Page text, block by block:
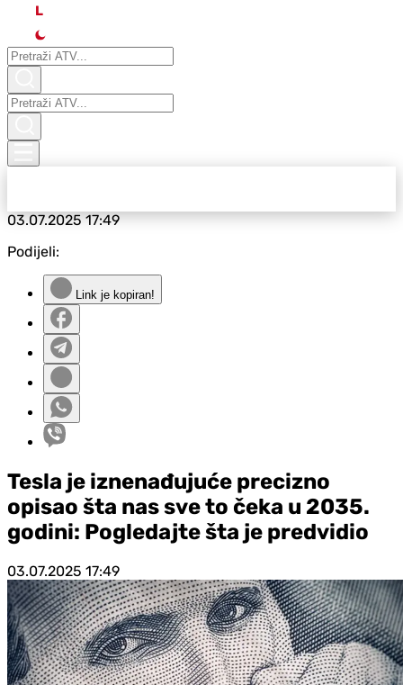
L
03.07.202517:49
Podijeli:
Link je kopiran!
Tesla je iznenađujuće precizno
opisao šta nas sve to čeka u 2035.
godini: Pogledajte šta je predvidio
03.07.2025 17:49